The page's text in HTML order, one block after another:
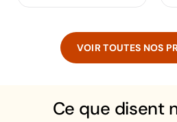
VOIR TOUTES NOS
Ce que disent